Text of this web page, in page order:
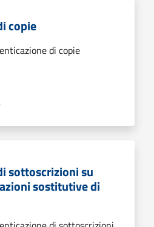
copie
di copie
sottoscrizioni su
sostitutive di